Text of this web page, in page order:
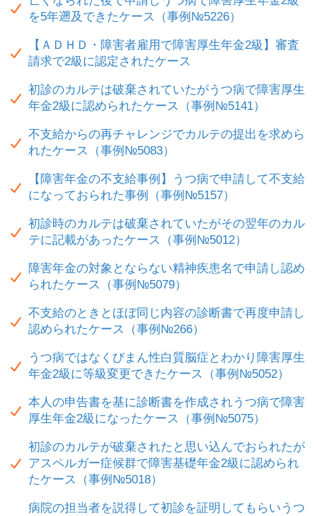
を5年遡及できたケース（事例№5226）
【ＡＤＨＤ・障害者雇用で障害厚生年金2級】審査
請求で2級に認定されたケース
初診のカルテは破棄されていたがうつ病で障害厚生
年金2級に認められたケース（事例№5141）
不支給からの再チャレンジでカルテの提出を求めら
れたケース（事例№5083）
【障害年金の不支給事例】うつ病で申請して不支給
になっておられた事例（事例№5157）
初診時のカルテは破棄されていたがその翌年のカル
テに記載があったケース（事例№5012）
障害年金の対象とならない精神疾患名で申請し認め
られたケース（事例№5079）
不支給のときとほぼ同じ内容の診断書で再度申請し
認められたケース（事例№266）
うつ病ではなくびまん性白質脳症とわかり障害厚生
年金2級に等級変更できたケース（事例№5052）
本人の申告書を基に診断書を作成されうつ病で障害
厚生年金2級になったケース（事例№5075）
初診のカルテが破棄されたと思い込んでおられたが
アスペルガー症候群で障害基礎年金2級に認められ
たケース（事例№5018）
病院の担当者を説得して初診を証明してもらいうつ